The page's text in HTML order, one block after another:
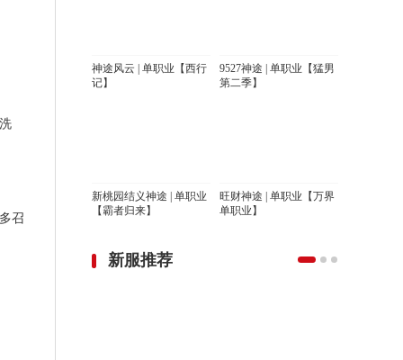
召
神途风云 | 单职业【西行
记】
9527神途 | 单职业【猛男
第二季】
新桃园结义神途 | 单职业
【霸者归来】
旺财神途 | 单职业【万界
单职业】
新服推荐